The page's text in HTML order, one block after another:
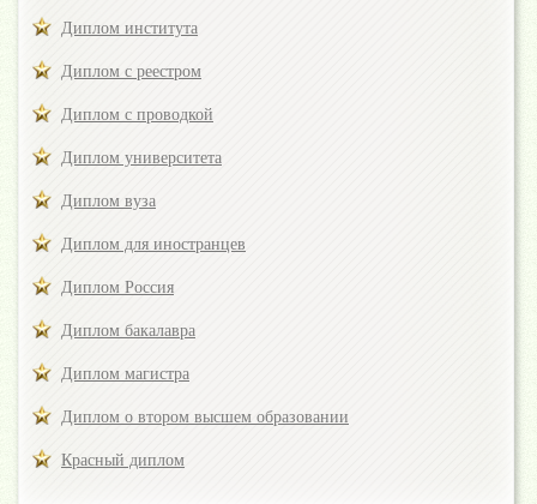
Диплом института
Диплом с реестром
Диплом с проводкой
Диплом университета
Диплом вуза
Диплом для иностранцев
Диплом Россия
Диплом бакалавра
Диплом магистра
Диплом о втором высшем образовании
Красный диплом